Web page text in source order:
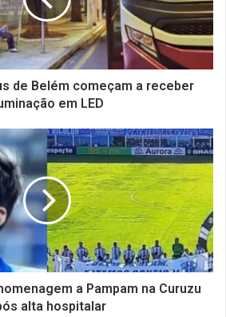
de Belém começam a receber
em LED
a Pampam na Curuzu
alta hospitalar